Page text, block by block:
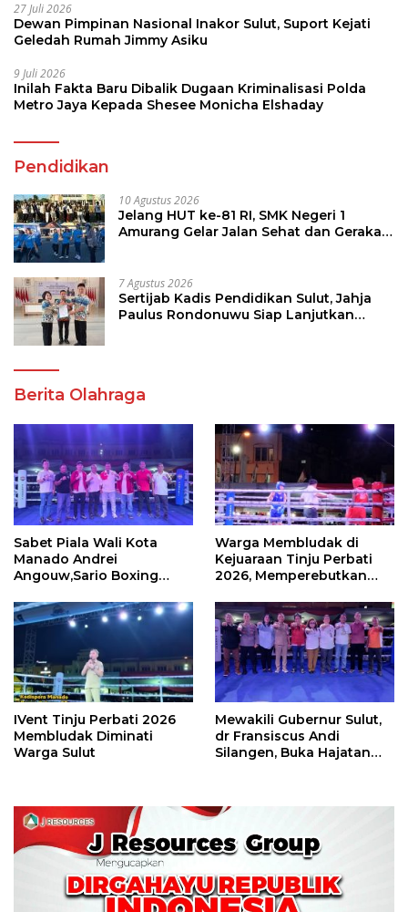
27 Juli 2026
Dewan Pimpinan Nasional Inakor Sulut, Suport Kejati
Geledah Rumah Jimmy Asiku
9 Juli 2026
Inilah Fakta Baru Dibalik Dugaan Kriminalisasi Polda
Metro Jaya Kepada Shesee Monicha Elshaday
Pendidikan
10 Agustus 2026
Jelang HUT ke-81 RI, SMK Negeri 1
Amurang Gelar Jalan Sehat dan Gerakan
7 Agustus 2026
Sertijab Kadis Pendidikan Sulut, Jahja
Paulus Rondonuwu Siap Lanjutkan
Berita Olahraga
Sabet Piala Wali Kota
Manado Andrei
Angouw,Sario Boxing
Perbati 2026
Warga Membludak di
Kejuaraan Tinju Perbati
2026, Memperebutkan
IVent Tinju Perbati 2026
Membludak Diminati
Warga Sulut
Mewakili Gubernur Sulut,
dr Fransiscus Andi
Silangen, Buka Hajatan